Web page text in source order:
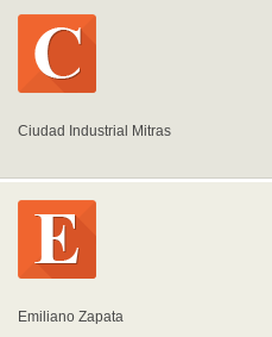
Ciudad Industrial Mitras
Emiliano Zapata